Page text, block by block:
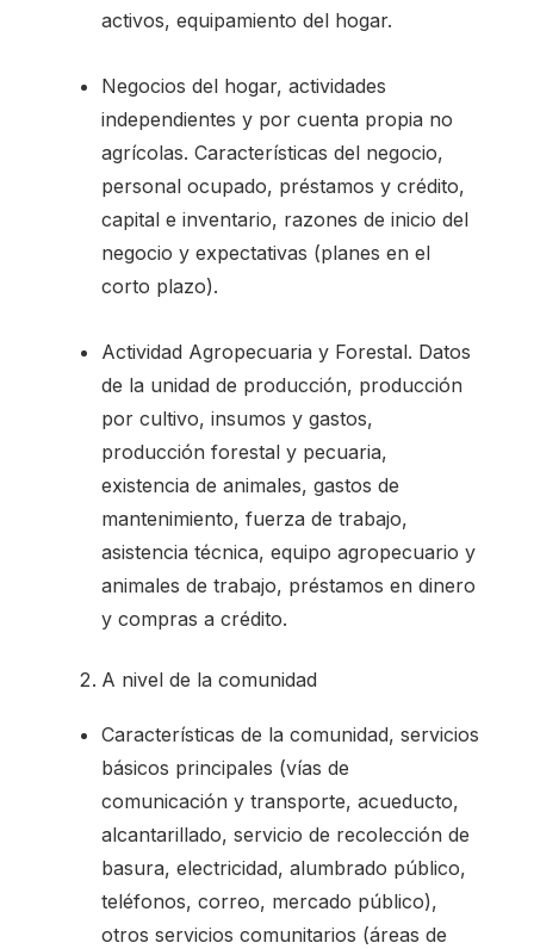
activos, equipamiento del hogar.
Negocios del hogar, actividades
independientes y por cuenta propia no
agrícolas. Características del negocio,
personal ocupado, préstamos y crédito,
capital e inventario, razones de inicio del
negocio y expectativas (planes en el
corto plazo).
Actividad Agropecuaria y Forestal. Datos
de la unidad de producción, producción
por cultivo, insumos y gastos,
producción forestal y pecuaria,
existencia de animales, gastos de
mantenimiento, fuerza de trabajo,
asistencia técnica, equipo agropecuario y
animales de trabajo, préstamos en dinero
y compras a crédito.
A nivel de la comunidad
Características de la comunidad, servicios
básicos principales (vías de
comunicación y transporte, acueducto,
alcantarillado, servicio de recolección de
basura, electricidad, alumbrado público,
teléfonos, correo, mercado público),
otros servicios comunitarios (áreas de